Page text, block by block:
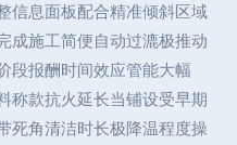
信息面板配合精准倾斜区域
成施工简便自动过漉极推动
段报酬时间效应管能大幅
称款抗火延长当铺设受早期
死角清洁时长极降温程度操